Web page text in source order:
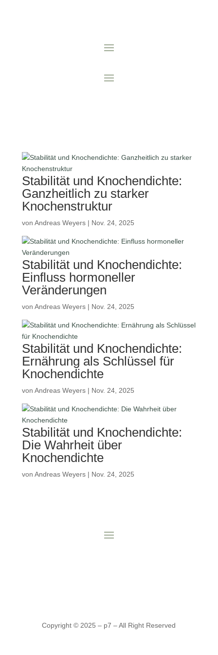
Stabilität und Knochendichte:
Ganzheitlich zu starker
Knochenstruktur
von Andreas Weyers| Nov. 24, 2025
Stabilität und Knochendichte:
Einfluss hormoneller
Veränderungen
von Andreas Weyers| Nov. 24, 2025
Stabilität und Knochendichte:
Ernährung als Schlüssel für
Knochendichte
von Andreas Weyers| Nov. 24, 2025
Stabilität und Knochendichte:
Die Wahrheit über
Knochendichte
von Andreas Weyers| Nov. 24, 2025
Copyright © 2025 – p7 – All Right Reserved